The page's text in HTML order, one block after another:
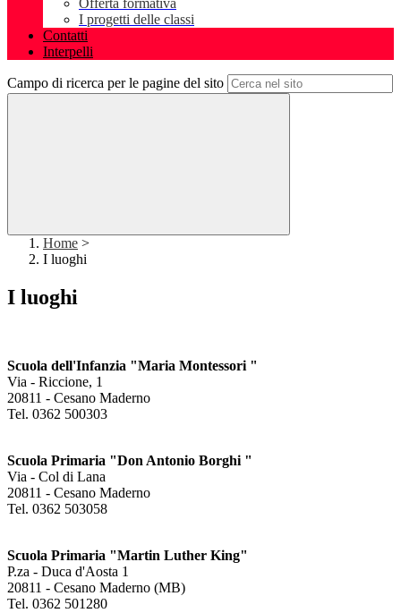
Offerta formativa
I progetti delle classi
Contatti
Interpelli
Campo di ricerca per le pagine del sito
Home >
I luoghi
I luoghi
Scuola dell'Infanzia "Maria Montessori "
Via - Riccione, 1
20811 - Cesano Maderno
Tel. 0362 500303
Scuola Primaria "Don Antonio Borghi "
Via - Col di Lana
20811 - Cesano Maderno
Tel. 0362 503058
Scuola Primaria "Martin Luther King"
P.za - Duca d'Aosta 1
20811 - Cesano Maderno (MB)
Tel. 0362 501280